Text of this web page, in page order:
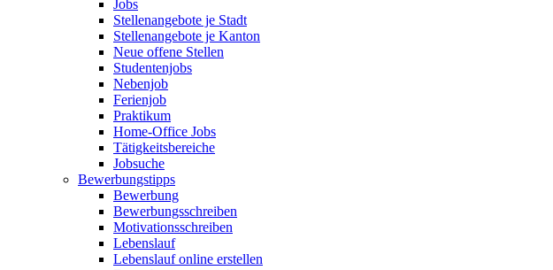
Jobs
Stellenangebote je Stadt
Stellenangebote je Kanton
Neue offene Stellen
Studentenjobs
Nebenjob
Ferienjob
Praktikum
Home-Office Jobs
Tätigkeitsbereiche
Jobsuche
Bewerbungstipps
Bewerbung
Bewerbungsschreiben
Motivationsschreiben
Lebenslauf
Lebenslauf online erstellen